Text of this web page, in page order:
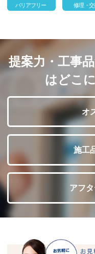
提案力・工事
はどこ
オ
施工
アフ